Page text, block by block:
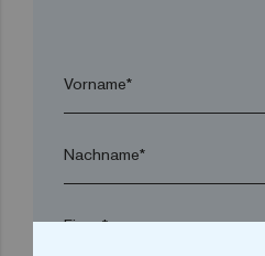
Vorname*
Nachname*
Firma*